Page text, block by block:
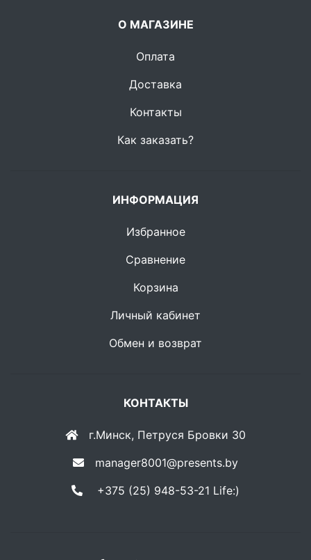
О МАГАЗИНЕ
Оплата
Доставка
Контакты
Как заказать?
ИНФОРМАЦИЯ
Избранное
Сравнение
Корзина
Личный кабинет
Обмен и возврат
КОНТАКТЫ
г.Минск, Петруся Бровки 30
manager8001@presents.by
+375 (25) 948-53-21 Life:)